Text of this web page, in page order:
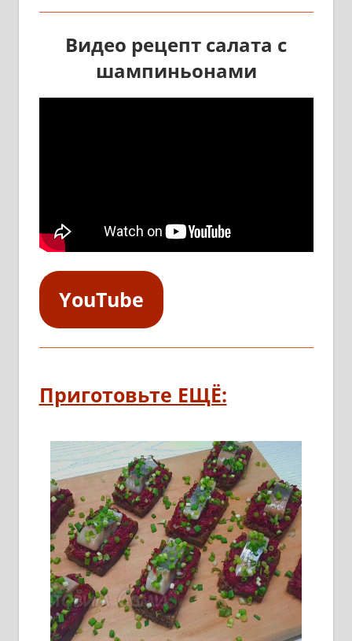
Видео рецепт салата с
шампиньонами
YouTube
Приготовьте ЕЩЁ: